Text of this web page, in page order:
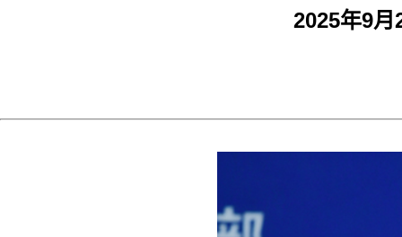
2025年9